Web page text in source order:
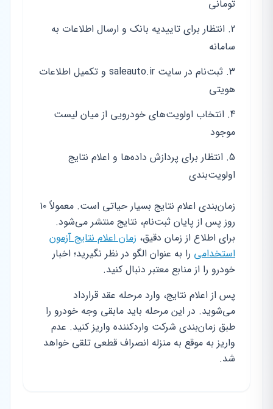
تومانی
انتظار برای تاییدیه بانک و ارسال اطلاعات به
سامانه
ثبت‌نام در سایت saleauto.ir و تکمیل اطلاعات
هویتی
انتخاب اولویت‌های خودرویی از میان لیست
موجود
انتظار برای پردازش داده‌ها و اعلام نتایج
اولویت‌بندی
زمان‌بندی اعلام نتایج بسیار حیاتی است. معمولاً ۱۰
روز پس از پایان ثبت‌نام، نتایج منتشر می‌شود.
برای اطلاع از زمان دقیق، زمان اعلام نتایج آزمون
استخدامی را به عنوان الگو در نظر نگیرید؛ اخبار
خودرو را از منابع معتبر دنبال کنید.
پس از اعلام نتایج، وارد مرحله عقد قرارداد
می‌شوید. در این مرحله باید مابقی وجه خودرو را
طبق زمان‌بندی شرکت واردکننده واریز کنید. عدم
واریز به موقع به منزله انصراف قطعی تلقی خواهد
شد.